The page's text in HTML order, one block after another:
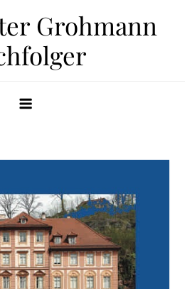
Grohmann